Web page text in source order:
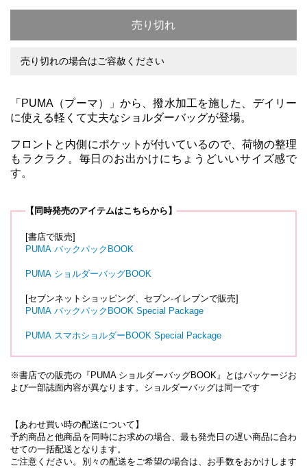
売り切れ
売り切れの場合はご容赦ください
「PUMA（プーマ）」から、撥水加工を施した、デイリー
に使える軽くて丈夫なショルダーバッグが登場。
フロントと内側にポケットが付いているので、荷物の整理
もラクラク。毎日のお出かけにちょうどいいサイズ感で
す。
【同時発売のアイテムはこちらから】
[書店で販売]
PUMA バックパックBOOK
PUMA ショルダーバッグBOOK
[セブンネットショッピング、セブン‐イレブンで販売]
PUMA バックパックBOOK Special Package
PUMA スマホショルダーBOOK Special Package
※書店での販売の『PUMA ショルダーバッグBOOK』とはパッケージお
よび一部誌面内容が異なります。ショルダーバッグは同一です
【あわせ買い時の配送について】
予約商品と他商品を同時にお求めの場合、最も発売日の遅い商品に合わ
せての一括配送となります。
ご注意ください。別々の配送をご希望の場合は、お手数をおかけします